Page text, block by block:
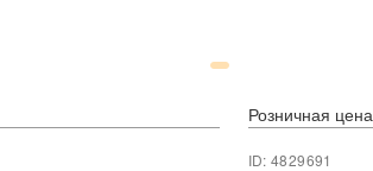
Розничная цена
ID: 4829691